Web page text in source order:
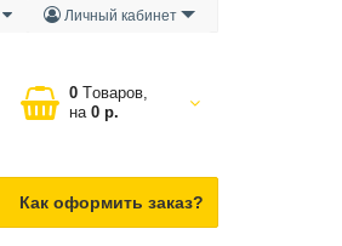
Личный кабинет
0 Tоваров,
на
0 р.
Как оформить заказ?